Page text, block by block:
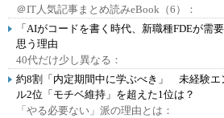
＠IT人気記事まとめ読みeBook（6）：
「AIがコードを書く時代、新職種FDEが
思う理由
40代だけ少し異なる：
約8割「内定期間中に学ぶべき」 未経験エ
ル2位「モチベ維持」を超えた1位は？
「やる必要ない」派の理由とは：